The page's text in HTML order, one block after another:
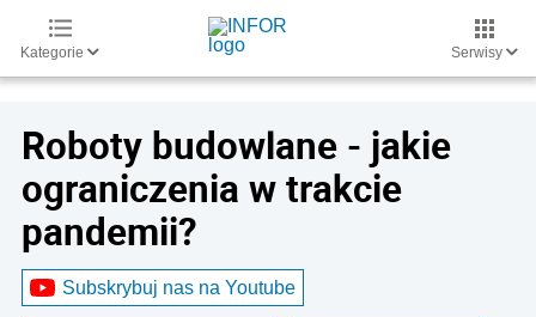
Kategorie Serwisy
Roboty budowlane - jakie
ograniczenia w trakcie
pandemii?
Subskrybuj nas na Youtube